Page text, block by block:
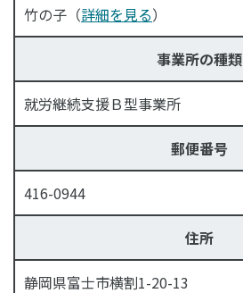
竹の子（詳細を見る）
事業所の種類
就労継続支援Ｂ型事業所
郵便番号
416-0944
住所
静岡県富士市横割1-20-13